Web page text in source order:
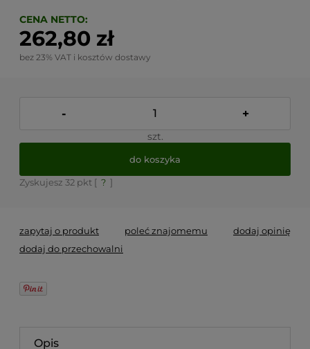
CENA NETTO:
262,80 zł
bez 23% VAT i kosztów dostawy
- +
szt.
do koszyka
Zyskujesz 32 pkt [ ? ]
zapytaj o produkt poleć znajomemu
dodaj opinię
dodaj do przechowalni
Opis